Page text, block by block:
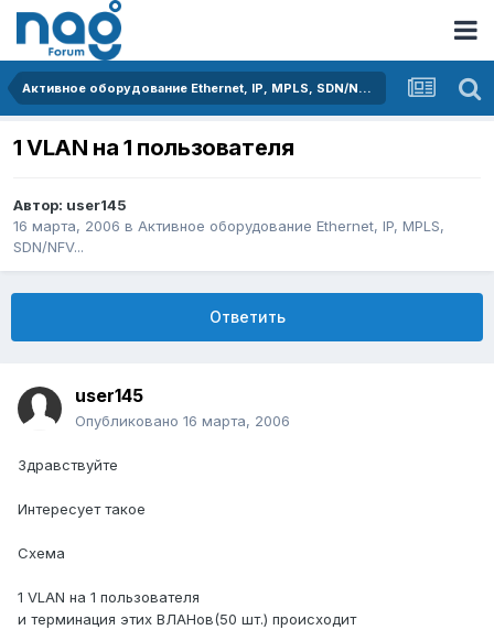
Активное оборудование Ethernet, IP, MPLS, SDN/NFV...
1 VLAN на 1 пользователя
Автор: user145
16 марта, 2006 в Активное оборудование Ethernet, IP, MPLS,
SDN/NFV...
Ответить
user145
Опубликовано 16 марта, 2006
Здравствуйте
Интересует такое
Схема
1 VLAN на 1 пользователя
и терминация этих ВЛАНов(50 шт.) происходит